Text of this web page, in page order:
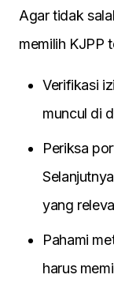
Agar tidak
memilih KJPP
Verifikasi
muncul di
Periksa
yang
Pahami
harus